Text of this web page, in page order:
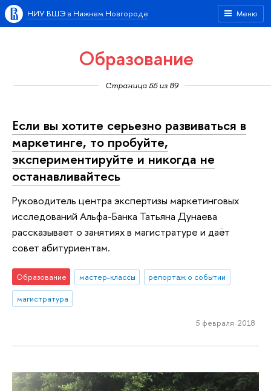
Меню
НИУ ВШЭ в Нижнем Новгороде
Образование
Страница 55 из 89
Если вы хотите серьезно развиваться в
маркетинге, то пробуйте,
экспериментируйте и никогда не
останавливайтесь
Руководитель центра экспертизы маркетинговых
исследований Альфа-Банка Татьяна Дунаева
рассказывает о занятиях в магистратуре и даёт
совет абитуриентам.
Образование мастер-классы
репортаж о событии
магистратура
5 февраля 2018